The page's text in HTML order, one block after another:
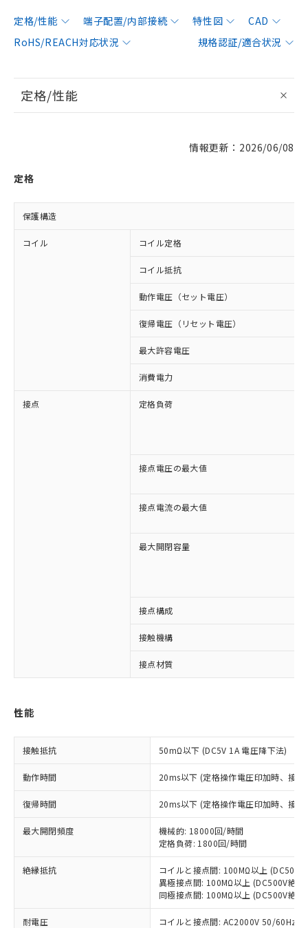
定格/性能 端子配置/内部接続 特性図
CAD
RoHS/REACH対応状況
規格認証/適合状況
定格/性能
情報更新：2026/06/08
定格
保護構造
コイル コイル定格
コイル抵抗
動作電圧（セット電圧）
復帰電圧（リセット電圧）
最大許容電圧
消費電力
接点 定格負荷
接点電圧の最大値
接点電流の最大値
最大開閉容量
接点構成
接触機構
接点材質
性能
接触抵抗 50mΩ以下 (DC5V 1A 電圧降下法)
動作時間 20ms以下 (定格操作電圧印加時、接
復帰時間 20ms以下 (定格操作電圧印加時、接
最大開閉頻度
機械的: 18000回/時間
定格負荷: 1800回/時間
絶縁抵抗
コイルと接点間: 100MΩ以上
異極接点間: 100MΩ以上 (DC500V絶縁
同極接点間: 100MΩ以上 (DC500V絶縁
耐電圧 コイルと接点間: AC2000V 50/60Hz
以下の条件をお読みいただき、同意のうえ
ご利用ください。
本サービスは、当社制御機器事業取扱
商品の当社在庫状況および標準価格
(税抜)を提供させていただくもので
当社制御機器事業取扱商品の中には、
本サービスの対象外となる商品もある
ことをご了承ください。
在庫状況および標準価格照会結果は、
記載している更新日時点での社内デー
対応済み：EU RoHS指令（10物質）の
非含有に対応した製品が提供可能な商品で
商品です。
対応予定なし：EU RoHS指令（10物質）の
非含有に非対応の商品で、対応品を出す予
定はありません。
調査・確認中：EU RoHS指令（10物質）の
非含有の対応状況を調査中または確認中の
非該当品：ライセンス料など無形物で、有
害物質有無と関係のない商品です。
仕入先様の事情により、非含有部品として
いたものが、含有品と判明した場合などや
むを得ず変更することがあります。
※1 中国RoHS○×表
「○」：最大均質材料含有率が中国RoHSの
基準値以下であることを示します。
「×」：最大均質材料含有率が中国RoHSの
基準値を超えていることを示します。
「－」：未確認です。当社販売部門へお問
当社は、これら貴社製品のうち、外国
為替および外国貿易法に定める商品
（以下｢規制貨物等」という）を輸出